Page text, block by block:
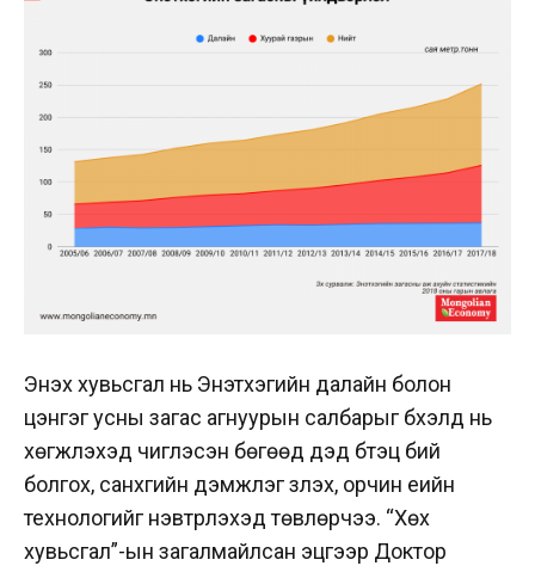
Энэхүү хувьсгал нь Энэтхэгийн далайн болон
цэнгэг усны загас агнуурын салбарыг бүхэлд нь
хөгжүүлэхэд чиглэсэн бөгөөд дэд бүтэц бий
болгох, санхүүгийн дэмжлэг үзүүлэх, орчин үеийн
технологийг нэвтрүүлэхэд төвлөрчээ. “Хөх
хувьсгал”-ын загалмайлсан эцгээр Доктор